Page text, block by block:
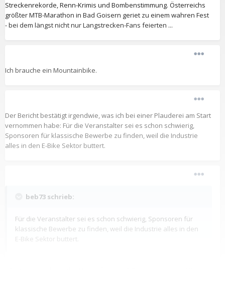
Streckenrekorde, Renn-Krimis und Bombenstimmung. Österreichs
größter MTB-Marathon in Bad Goisern geriet zu einem wahren Fest
- bei dem längst nicht nur Langstrecken-Fans feierten ...
Ich brauche ein Mountainbike.
Der Bericht bestätigt irgendwie, was ich bei einer Plauderei am Start
vernommen habe: Für die Veranstalter sei es schon schwierig,
Sponsoren für klassische Bewerbe zu finden, weil die Industrie
alles in den E-Bike Sektor buttert.
beb73 schrieb:
Für die Veranstalter sei es schon schwierig, Sponsoren für
klassische Bewerbe zu finden, weil die Industrie alles in den
E-Bike Sektor buttert.